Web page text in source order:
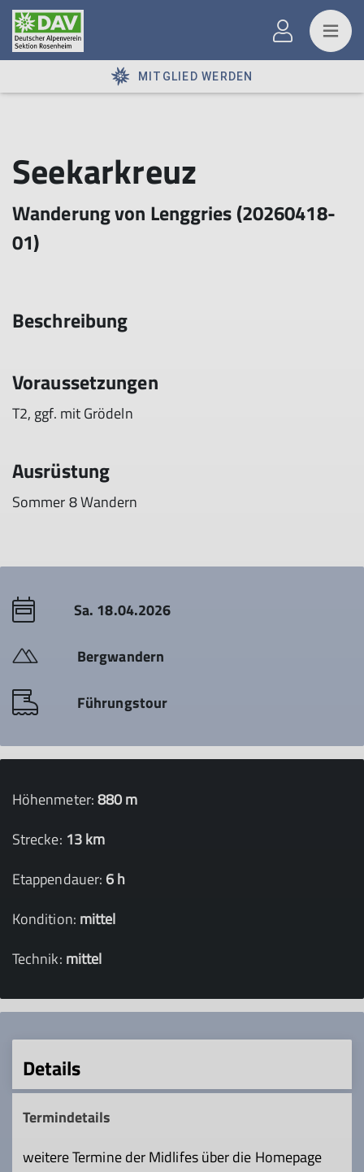
MITGLIED WERDEN
Seekarkreuz
Wanderung von Lenggries (20260418-
01)
Beschreibung
Voraussetzungen
T2, ggf. mit Grödeln
Ausrüstung
Sommer 8 Wandern
Sa. 18.04.2026
Bergwandern
Führungstour
Höhenmeter:880 m
Strecke: 13 km
Etappendauer: 6 h
Kondition: mittel
Technik: mittel
Details
Termindetails
weitere Termine der Midlifes über die Homepage